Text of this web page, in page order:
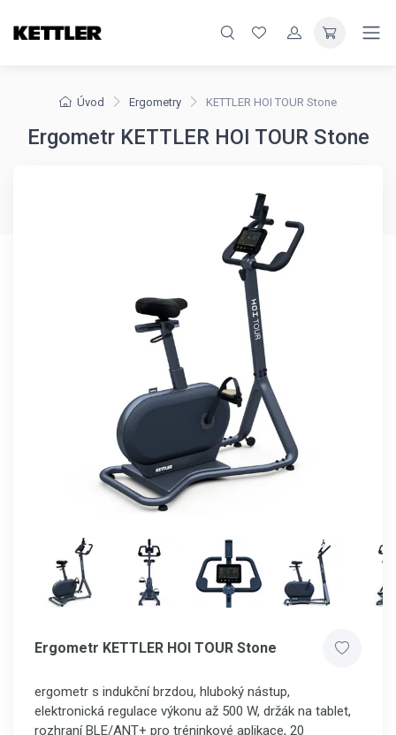
Úvod Ergometry KETTLER HOI TOUR Stone
Ergometr KETTLER HOI TOUR Stone
Ergometr KETTLER HOI TOUR Stone
ergometr s indukční brzdou, hluboký nástup,
elektronická regulace výkonu až 500 W, držák na tablet,
rozhraní BLE/ANT+ pro tréninkové aplikace, 20